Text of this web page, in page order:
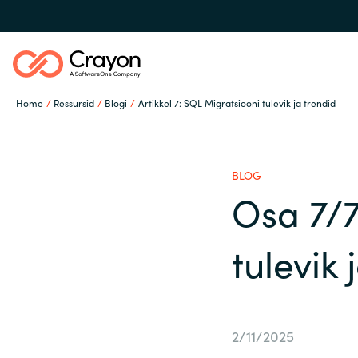
Home Ressursid Blogi Artikkel 7: SQL Migratsiooni tulevik ja trendid
Global site
Austria
Tarkvarapartnerid
Channel partner
BLOG
Osa 7/
tulevik
2/11/2025